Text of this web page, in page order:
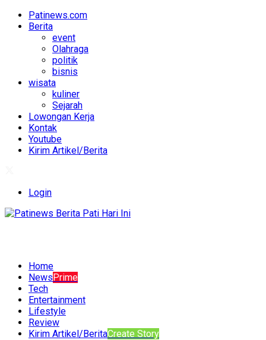
Patinews.com
Berita
event
Olahraga
politik
bisnis
wisata
kuliner
Sejarah
Lowongan Kerja
Kontak
Youtube
Kirim Artikel/Berita
Login
Home
NewsPrime
Tech
Entertainment
Lifestyle
Review
Kirim Artikel/BeritaCreate Story